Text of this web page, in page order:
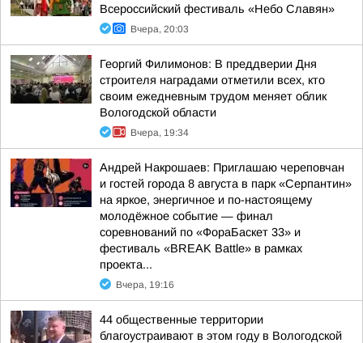
Всероссийский фестиваль «Небо Славян»
Вчера, 20:03
Георгий Филимонов: В преддверии Дня
строителя наградами отметили всех, кто
своим ежедневным трудом меняет облик
Вологодской области
Вчера, 19:34
Андрей Накрошаев: Приглашаю череповчан
и гостей города 8 августа в парк «Серпантин»
на яркое, энергичное и по-настоящему
молодёжное событие — финал
соревнований по «ФораБаскет 33» и
фестиваль «BREAK Battle» в рамках
проекта...
Вчера, 19:16
44 общественные территории
благоустраивают в этом году в Вологодской